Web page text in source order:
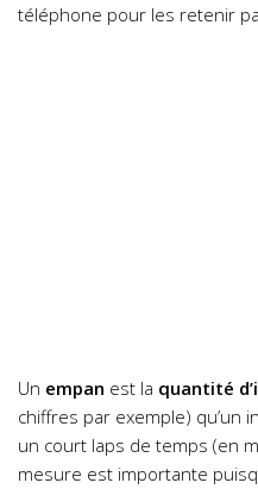
téléphone pour les retenir
Un empan est la quantité
chiffres par exemple) qu’un
un court laps de temps (en
mesure est importante